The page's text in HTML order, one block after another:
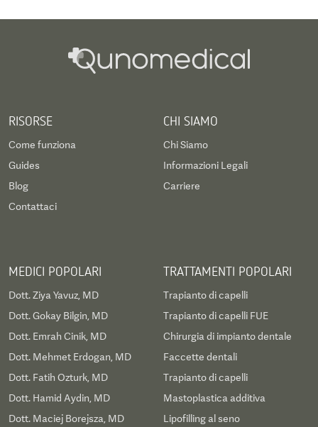
RISORSE
Come funziona
Guides
Blog
Contattaci
CHI SIAMO
Chi Siamo
Informazioni Legali
Carriere
MEDICI POPOLARI
Dott. Ziya Yavuz, MD
Dott. Gokay Bilgin, MD
Dott. Emrah Cinik, MD
Dott. Mehmet Erdogan, MD
Dott. Fatih Ozturk, MD
Dott. Hamid Aydin, MD
Dott. Maciej Borejsza, MD
TRATTAMENTI POPOLARI
Trapianto di capelli
Trapianto di capelli FUE
Chirurgia di impianto dentale
Faccette dentali
Trapianto di capelli
Mastoplastica additiva
Lipofilling al seno